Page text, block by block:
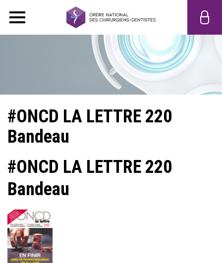
#ONCD LA LETTRE 220
Bandeau
#ONCD LA LETTRE 220
Bandeau